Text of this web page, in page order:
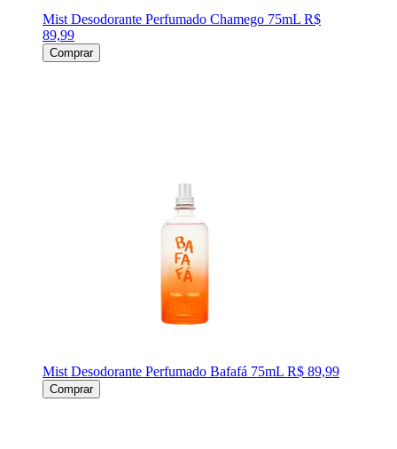
Mist Desodorante Perfumado Chamego 75mL R$
89,99
Comprar
Mist Desodorante Perfumado Bafafá 75mL R$ 89,99
Comprar